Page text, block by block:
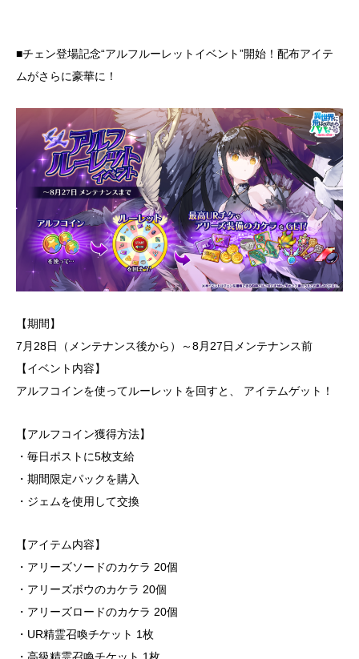
■チェン登場記念“アルフルーレットイベント”開始！配布アイテ
ムがさらに豪華に！
【期間】
7月28日（メンテナンス後から）～8月27日メンテナンス前
【イベント内容】
アルフコインを使ってルーレットを回すと、 アイテムゲット！
【アルフコイン獲得方法】
・毎日ポストに5枚支給
・期間限定パックを購入
・ジェムを使用して交換
【アイテム内容】
・アリーズソードのカケラ 20個
・アリーズボウのカケラ 20個
・アリーズロードのカケラ 20個
・UR精霊召喚チケット 1枚